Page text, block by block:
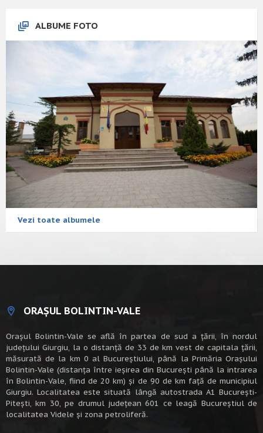
ALBUME FOTO
Vezi toate albumele
ORAȘUL BOLINTIN-VALE
Oraşul Bolintin-Vale se află în partea de sud a ţării, în nordul
judeţului Giurgiu, la o distanţă de 33 de km vest de capitala țării,
măsurată de la km 0 al Bucureștiului, până la Primăria Orașului
Bolintin-Vale (distanța între ieșirea din București până la intrarea
în Bolintin-Vale, fiind de 20 km) şi de 90 de km faţă de municipiul
Giurgiu. Localitatea este situată lângă autostrada A1 Bucureşti-
Piteşti, km 30, pe drumul judeţean 601 ce leagă Bucureştiul de
localitatea Videle şi zona petroliferă.